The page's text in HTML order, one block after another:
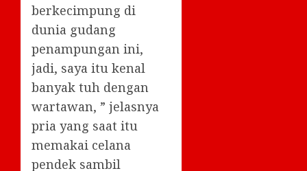
berkecimpung di
dunia gudang
penampungan ini,
jadi, saya itu kenal
banyak tuh dengan
wartawan, ” jelasnya
pria yang saat itu
memakai celana
pendek sambil